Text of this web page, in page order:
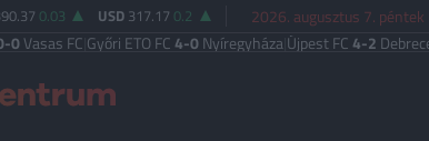
0.03 USD 317.17 0.2 2026. augusztus 7. péntek
FC|Győri ETO FC4-0Nyíregyháza|Újpest FC4-2Debreceni